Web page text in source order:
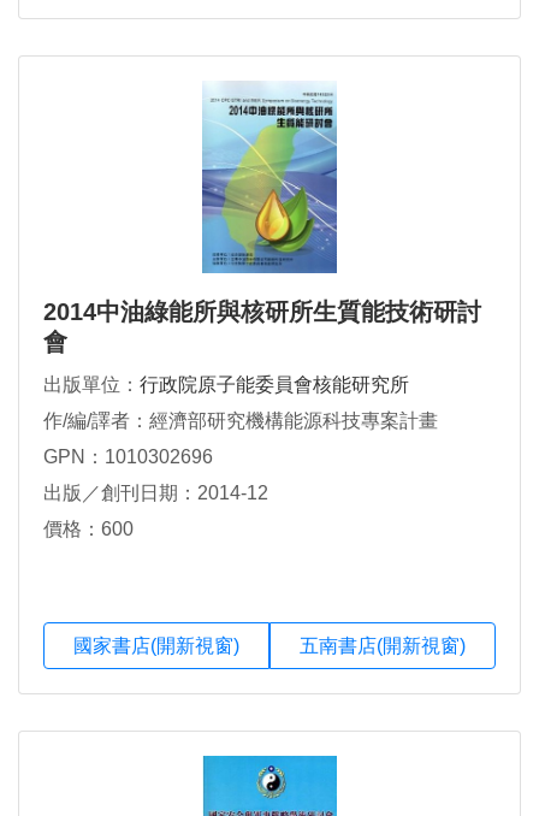
2014中油綠能所與核研所生質能技術研討
會
出版單位： 行政院原子能委員會核能研究所
作/編/譯者：經濟部研究機構能源科技專案計畫
GPN：1010302696
出版／創刊日期：2014-12
價格：600
國家書店(開新視窗) 五南書店(開新視窗)